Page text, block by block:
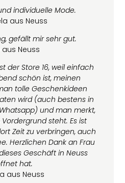
individuelle Mode.
aus Neuss
gefällt mir sehr gut.
Neuss
der Store 16, weil einfach
schön ist, meinen
tolle Geschenkideen
wird (auch bestens in
und man merkt,
steht. Es ist
Zeit zu verbringen, auch
Herzlichen Dank an Frau
Geschäft in Neuss
hat.
aus Neuss